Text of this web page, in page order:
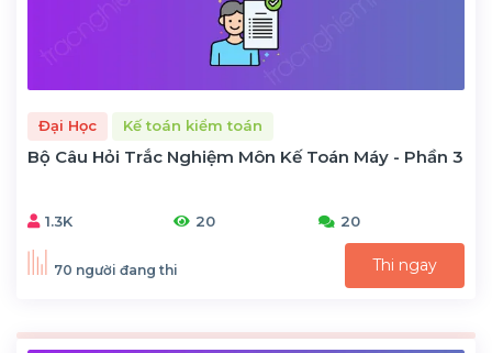
Đại Học Kế toán kiểm toán
Bộ Câu Hỏi Trắc Nghiệm Môn Kế Toán Máy - Phần 3
1.3K 20 20
70 người đang thi Thi ngay